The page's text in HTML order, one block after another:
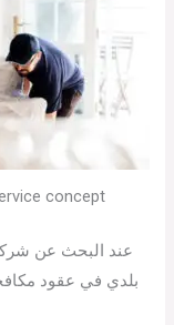
concept
عند البحث عن
بلدي في عقود